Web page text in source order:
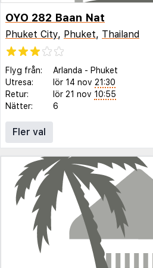
OYO 282 Baan Nat
Phuket City, Phuket, Thailand
Flyg från: Arlanda - Phuket
Utresa:
lör 14 nov 21:30
Retur:
lör 21 nov 10:55
Nätter:
6
Fler val